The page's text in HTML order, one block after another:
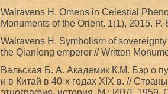
Walravens H. Omens in Celestial
Monuments of the Orient. 1(1), 2015. P.
Walravens H. Symbolism of
the Qianlong emperor // Written
Вальская Б. А. Академик К.М. Бэр о
и в Китай в 40-х годах XIX в. //